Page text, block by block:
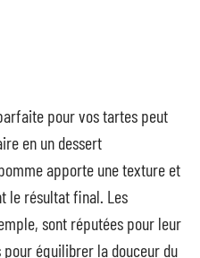
pour vos tartes peut
en un dessert
apporte une texture et
le résultat final. Les
sont réputées pour leur
équilibrer la douceur du